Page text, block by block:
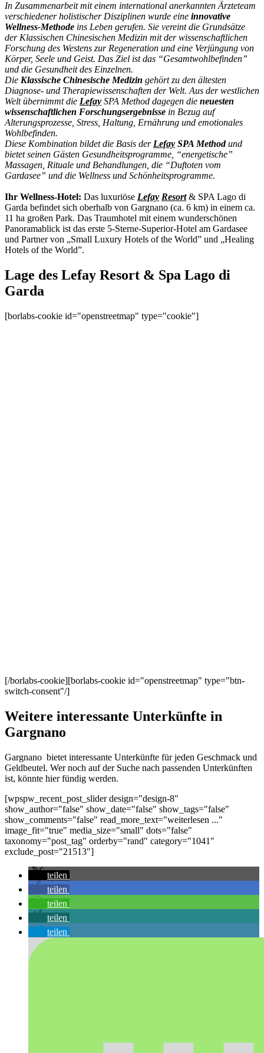
In Zusammenarbeit mit einem international anerkannten Ärzteteam
verschiedener holistischer Disziplinen wurde eine innovative
Wellness-Methode ins Leben gerufen. Sie vereint die Grundsätze
der Klassischen Chinesischen Medizin mit der wissenschaftlichen
Forschung des Westens zur Regeneration und eine Verjüngung von
Körper, Seele und Geist. Das Ziel ist das “Gesamtwohlbefinden”
und die Gesundheit des Einzelnen.
Die Klassische Chinesische Medizin gehört zu den ältesten
Diagnose- und Therapiewissenschaften der Welt. Aus der westlichen
Welt übernimmt die Lefay SPA Method dagegen die neuesten
wissenschaftlichen Forschungsergebnisse in Bezug auf
Alterungsprozesse, Stress, Haltung, Ernährung und emotionales
Wohlbefinden.
Diese Kombination bildet die Basis derLefay SPA Methodund
bietet seinen Gästen Gesundheitsprogramme, “energetische”
Massagen, Rituale und Behandlungen, die “Duftoten vom
Gardasee” und die Wellness und Schönheitsprogramme.
Ihr Wellness-Hotel: Das luxuriöse Lefay Resort& SPA Lago di
Garda befindet sich oberhalb von Gargnano (ca. 6 km) in einem ca.
11 ha großen Park. Das Traumhotel mit einem wunderschönen
Panoramablick ist das erste 5-Sterne-Superior-Hotel am Gardasee
und Partner von „Small Luxury Hotels of the World” und „Healing
Hotels of the World”.
Lage des Lefay Resort & Spa Lago di
Garda
[borlabs-cookie id="openstreetmap" type="cookie"]
[/borlabs-cookie][borlabs-cookie id="openstreetmap" type="btn-
switch-consent"/]
Weitere interessante Unterkünfte in
Gargnano
Gargnano bietet interessante Unterkünfte für jeden Geschmack und
Geldbeutel. Wer noch auf der Suche nach passenden Unterkünften
ist, könnte hier fündig werden.
[wpspw_recent_post_slider design="design-8"
show_author="false" show_date="false" show_tags="false"
show_comments="false" read_more_text="weiterlesen ..."
image_fit="true" media_size="small" dots="false"
taxonomy="post_tag" orderby="rand" category="1041"
exclude_post="21513"]
teilen
teilen
teilen
teilen
teilen